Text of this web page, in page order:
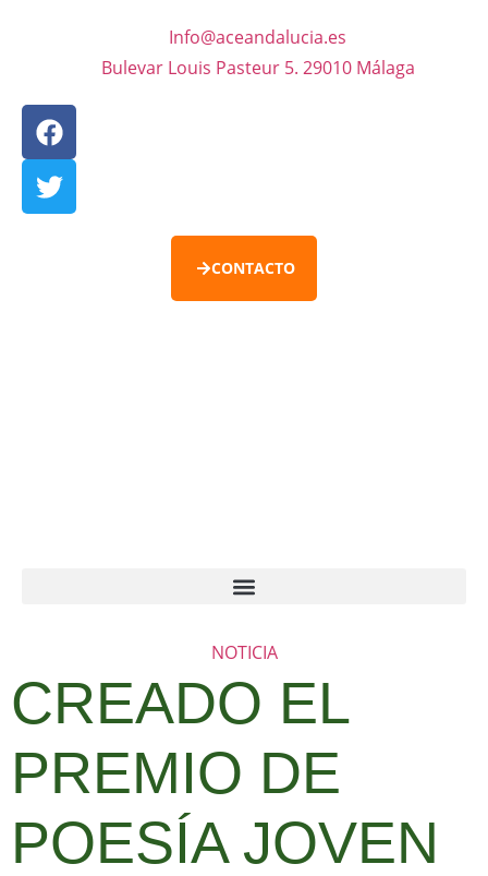
Info@aceandalucia.es
Bulevar Louis Pasteur 5. 29010 Málaga
CONTACTO
NOTICIA
CREADO EL
PREMIO DE
POESÍA JOVEN